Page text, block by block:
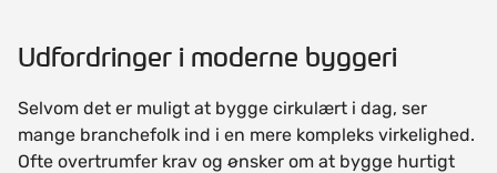
Udfordringer i moderne byggeri
Selvom det er muligt at bygge cirkulært i dag, ser
mange branchefolk ind i en mere kompleks virkelighed.
Ofte overtrumfer krav og ønsker om at bygge hurtigt